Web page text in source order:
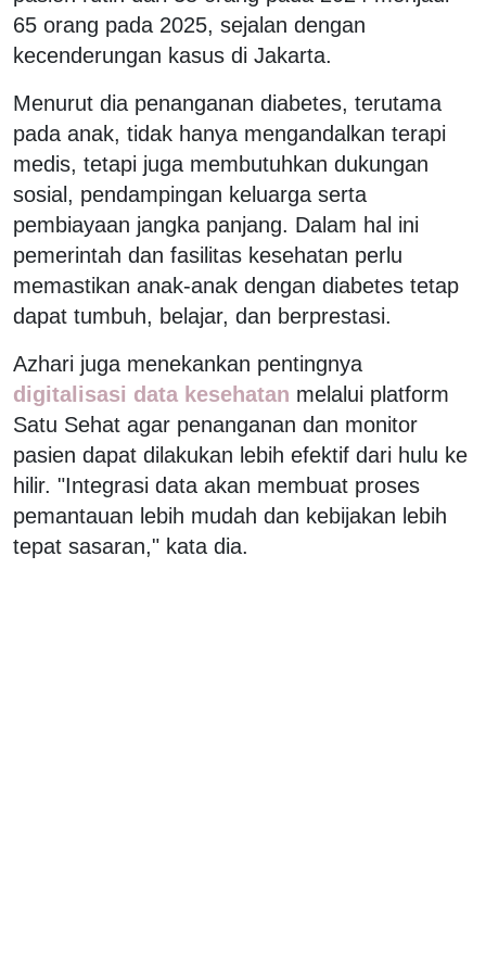
65 orang pada 2025, sejalan dengan
kecenderungan kasus di Jakarta.
Menurut dia penanganan diabetes, terutama
pada anak, tidak hanya mengandalkan terapi
medis, tetapi juga membutuhkan dukungan
sosial, pendampingan keluarga serta
pembiayaan jangka panjang. Dalam hal ini
pemerintah dan fasilitas kesehatan perlu
memastikan anak-anak dengan diabetes tetap
dapat tumbuh, belajar, dan berprestasi.
Azhari juga menekankan pentingnya
digitalisasi data kesehatan melalui platform
Satu Sehat agar penanganan dan monitor
pasien dapat dilakukan lebih efektif dari hulu ke
hilir. "Integrasi data akan membuat proses
pemantauan lebih mudah dan kebijakan lebih
tepat sasaran," kata dia.